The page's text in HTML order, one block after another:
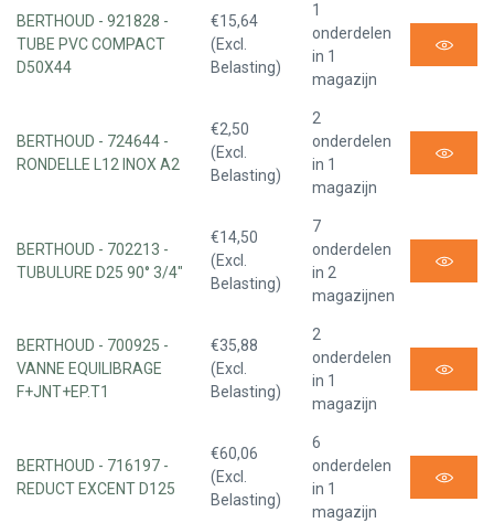
BERTHOUD - 921828 -
TUBE PVC COMPACT
D50X44
€15,64
(Excl.
Belasting)
1
onderdelen
in 1
magazijn
BERTHOUD - 724644 -
RONDELLE L12 INOX A2
€2,50
(Excl.
Belasting)
2
onderdelen
in 1
magazijn
BERTHOUD - 702213 -
TUBULURE D25 90° 3/4"
€14,50
(Excl.
Belasting)
7
onderdelen
in 2
magazijnen
BERTHOUD - 700925 -
VANNE EQUILIBRAGE
F+JNT+EP.T1
€35,88
(Excl.
Belasting)
2
onderdelen
in 1
magazijn
BERTHOUD - 716197 -
REDUCT EXCENT D125
€60,06
(Excl.
Belasting)
6
onderdelen
in 1
magazijn